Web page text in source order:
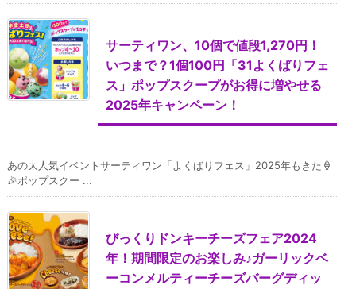
サーティワン、10個で値段1,270円！
いつまで？1個100円「31よくばりフェ
ス」ポップスクープがお得に増やせる
2025年キャンペーン！
あの大人気イベントサーティワン「よくばりフェス」2025年もきた🍦
🎉ポップスクー ...
びっくりドンキーチーズフェア2024
年！期間限定のお楽しみ♪ガーリックベ
ーコンメルティーチーズバーグディッ